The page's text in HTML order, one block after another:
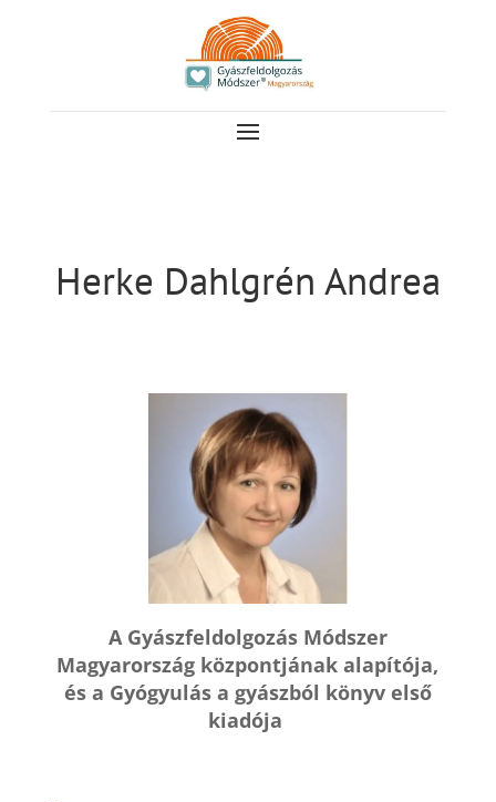
Herke Dahlgrén Andrea
A Gyászfeldolgozás Módszer
Magyarország központjának alapítója,
és a Gyógyulás a gyászból könyv első
kiadója